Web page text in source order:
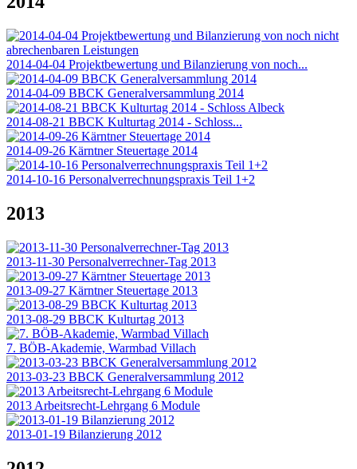
2014-04-04 Projektbewertung und Bilanzierung von noch...
2014-04-09 BBCK Generalversammlung 2014
2014-08-21 BBCK Kulturtag 2014 - Schloss...
2014-09-26 Kärntner Steuertage 2014
2014-10-16 Personalverrechnungspraxis Teil 1+2
2013
2013-11-30 Personalverrechner-Tag 2013
2013-09-27 Kärntner Steuertage 2013
2013-08-29 BBCK Kulturtag 2013
7. BÖB-Akademie, Warmbad Villach
2013-03-23 BBCK Generalversammlung 2012
2013 Arbeitsrecht-Lehrgang 6 Module
2013-01-19 Bilanzierung 2012